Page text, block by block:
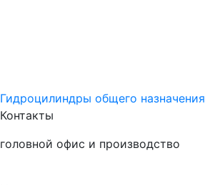
Гидроцилиндры общего назначения
Контакты
головной офис и производство